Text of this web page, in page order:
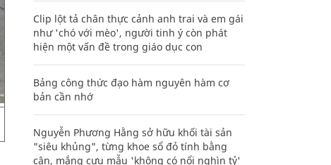
Clip lột tả chân thực cảnh anh trai và em gái
như 'chó với mèo', người tinh ý còn phát
hiện một vấn đề trong giáo dục con
Bảng công thức đạo hàm nguyên hàm cơ
bản cần nhớ
Nguyễn Phương Hằng sở hữu khối tài sản
"siêu khủng", từng khoe sổ đỏ tính bằng
cân, mắng cựu mẫu 'không có nổi nghìn tỷ'